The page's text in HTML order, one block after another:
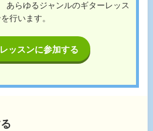
あらゆるジャンルのギターレッス
を行います。
ッスンに参加する